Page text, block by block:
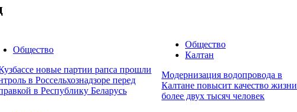
Общество
новые партии рапса прошли
в Россельхознадзоре перед
в Республику Беларусь
Общество
Калтан
Модернизация водопровода в
Калтане повысит качество жизни
более двух тысяч человек